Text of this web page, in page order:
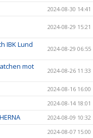
2024-08-30 14:41
2024-08-29 15:21
IBK Lund
2024-08-29 06:55
mot
2024-08-26 11:33
2024-08-16 16:00
2024-08-14 18:01
2024-08-09 10:32
2024-08-07 15:00